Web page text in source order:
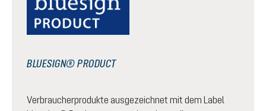
BLUESIGN® PRODUCT
Verbraucherprodukte ausgezeichnet mit dem Label